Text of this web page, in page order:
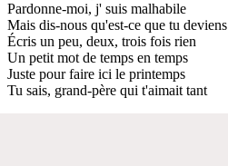
Pardonne-moi, j' suis malhabile
Mais dis-nous qu'est-ce que tu deviens
Écris un peu, deux, trois fois rien
Un petit mot de temps en temps
Juste pour faire ici le printemps
Tu sais, grand-père qui t'aimait tant